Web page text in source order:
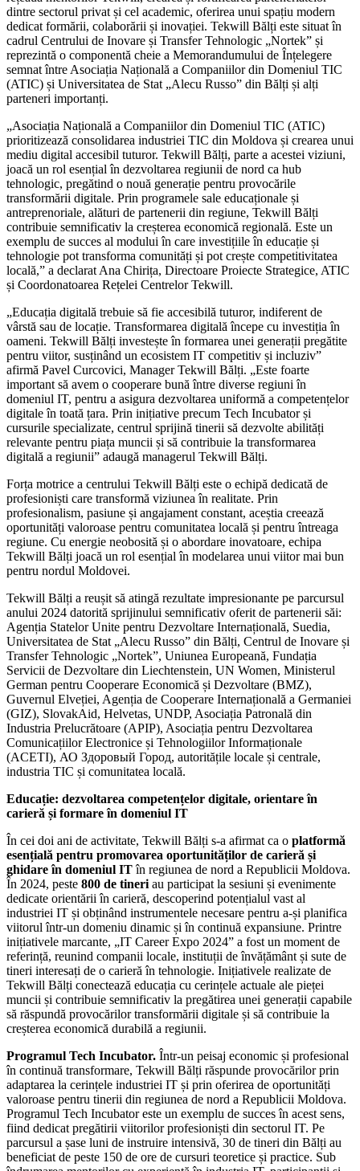
dintre sectorul privat și cel academic, oferirea unui spațiu modern
dedicat formării, colaborării și inovației. Tekwill Bălți este situat în
cadrul Centrului de Inovare și Transfer Tehnologic „Nortek” și
reprezintă o componentă cheie a Memorandumului de Înțelegere
semnat între Asociația Națională a Companiilor din Domeniul TIC
(ATIC) și Universitatea de Stat „Alecu Russo” din Bălți și alți
parteneri importanți.
„Asociația Națională a Companiilor din Domeniul TIC (ATIC)
prioritizează consolidarea industriei TIC din Moldova și crearea unui
mediu digital accesibil tuturor. Tekwill Bălți, parte a acestei viziuni,
joacă un rol esențial în dezvoltarea regiunii de nord ca hub
tehnologic, pregătind o nouă generație pentru provocările
transformării digitale. Prin programele sale educaționale și
antreprenoriale, alături de partenerii din regiune, Tekwill Bălți
contribuie semnificativ la creșterea economică regională. Este un
exemplu de succes al modului în care investițiile în educație și
tehnologie pot transforma comunități și pot crește competitivitatea
locală,” a declarat Ana Chirița, Directoare Proiecte Strategice, ATIC
și Coordonatoarea Rețelei Centrelor Tekwill.
„Educația digitală trebuie să fie accesibilă tuturor, indiferent de
vârstă sau de locație. Transformarea digitală începe cu investiția în
oameni. Tekwill Bălți investește în formarea unei generații pregătite
pentru viitor, susținând un ecosistem IT competitiv și incluziv”
afirmă Pavel Curcovici, Manager Tekwill Bălți. „Este foarte
important să avem o cooperare bună între diverse regiuni în
domeniul IT, pentru a asigura dezvoltarea uniformă a competențelor
digitale în toată țara. Prin inițiative precum Tech Incubator și
cursurile specializate, centrul sprijină tinerii să dezvolte abilități
relevante pentru piața muncii și să contribuie la transformarea
digitală a regiunii” adaugă managerul Tekwill Bălți.
Forța motrice a centrului Tekwill Bălți este o echipă dedicată de
profesioniști care transformă viziunea în realitate. Prin
profesionalism, pasiune și angajament constant, aceștia creează
oportunități valoroase pentru comunitatea locală și pentru întreaga
regiune. Cu energie neobosită și o abordare inovatoare, echipa
Tekwill Bălți joacă un rol esențial în modelarea unui viitor mai bun
pentru nordul Moldovei.
Tekwill Bălți a reușit să atingă rezultate impresionante pe parcursul
anului 2024 datorită sprijinului semnificativ oferit de partenerii săi:
Agenția Statelor Unite pentru Dezvoltare Internațională, Suedia,
Universitatea de Stat „Alecu Russo” din Bălți, Centrul de Inovare și
Transfer Tehnologic „Nortek”, Uniunea Europeană, Fundația
Servicii de Dezvoltare din Liechtenstein, UN Women, Ministerul
German pentru Cooperare Economică și Dezvoltare (BMZ),
Guvernul Elveției, Agenția de Cooperare Internațională a Germaniei
(GIZ), SlovakAid, Helvetas, UNDP, Asociația Patronală din
Industria Prelucrătoare (APIP), Asociația pentru Dezvoltarea
Comunicațiilor Electronice și Tehnologiilor Informaționale
(ACETI), АО Здоровый Город, autoritățile locale și centrale,
industria TIC și comunitatea locală.
Educație: dezvoltarea competențelor digitale, orientare în
carieră și formare în domeniul IT
În cei doi ani de activitate, Tekwill Bălți s-a afirmat ca o platformă
esențială pentru promovarea oportunităților de carieră și
ghidare în domeniul ITîn regiunea de nord a Republicii Moldova.
În 2024, peste 800 de tineri au participat la sesiuni și evenimente
dedicate orientării în carieră, descoperind potențialul vast al
industriei IT și obținând instrumentele necesare pentru a-și planifica
viitorul într-un domeniu dinamic și în continuă expansiune. Printre
inițiativele marcante, „IT Career Expo 2024” a fost un moment de
referință, reunind companii locale, instituții de învățământ și sute de
tineri interesați de o carieră în tehnologie. Inițiativele realizate de
Tekwill Bălți conectează educația cu cerințele actuale ale pieței
muncii și contribuie semnificativ la pregătirea unei generații capabile
să răspundă provocărilor transformării digitale și să contribuie la
creșterea economică durabilă a regiunii.
Programul Tech Incubator. Într-un peisaj economic și profesional
în continuă transformare, Tekwill Bălți răspunde provocărilor prin
adaptarea la cerințele industriei IT și prin oferirea de oportunități
valoroase pentru tinerii din regiunea de nord a Republicii Moldova.
Programul Tech Incubator este un exemplu de succes în acest sens,
fiind dedicat pregătirii viitorilor profesioniști din sectorul IT. Pe
parcursul a șase luni de instruire intensivă, 30 de tineri din Bălți au
beneficiat de peste 150 de ore de cursuri teoretice și practice. Sub